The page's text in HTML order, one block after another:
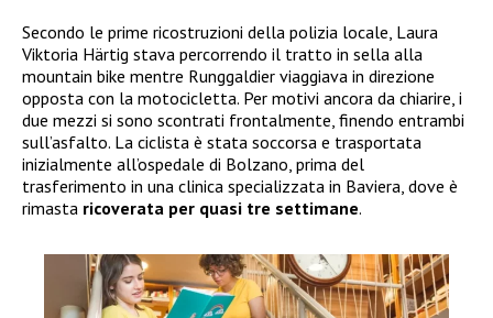
Secondo le prime ricostruzioni della polizia locale, Laura
Viktoria Härtig stava percorrendo il tratto in sella alla
mountain bike mentre Runggaldier viaggiava in direzione
opposta con la motocicletta. Per motivi ancora da chiarire, i
due mezzi si sono scontrati frontalmente, finendo entrambi
sull’asfalto. La ciclista è stata soccorsa e trasportata
inizialmente all’ospedale di Bolzano, prima del
trasferimento in una clinica specializzata in Baviera, dove è
rimasta ricoverata per quasi tre settimane.